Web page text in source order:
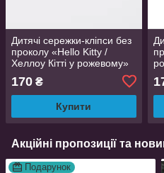
Дитячі сережки-кліпси без
проколу «Hello Kitty /
Хеллоу Кітті у рожевому»
Sanrio смола + титанова
сталь 2.4 см
170 ₴
Купити
Акційні пропозиції та
Подарунок